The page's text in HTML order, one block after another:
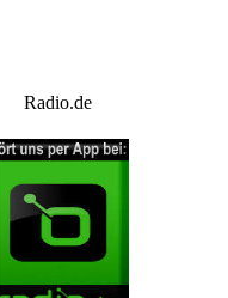
Radio.de